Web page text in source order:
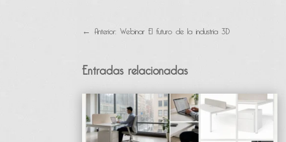
←Anterior: Webinar El futuro de la industria 3D
Entradas relacionadas